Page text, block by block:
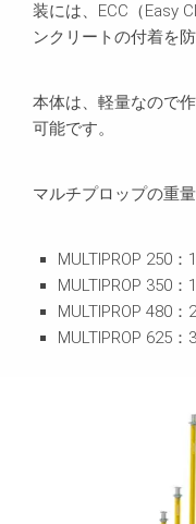
装には、ECC（Easy
ンクリートの付着を防
本体は、軽量なので
可能です。
マルチプロップの重
MULTIPROP 250：
MULTIPROP 350：
MULTIPROP 480：
MULTIPROP 625：